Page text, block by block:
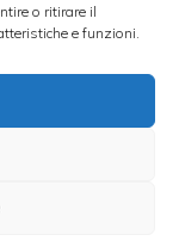
o ritirare il
e funzioni.
zucchero
nel succo
se